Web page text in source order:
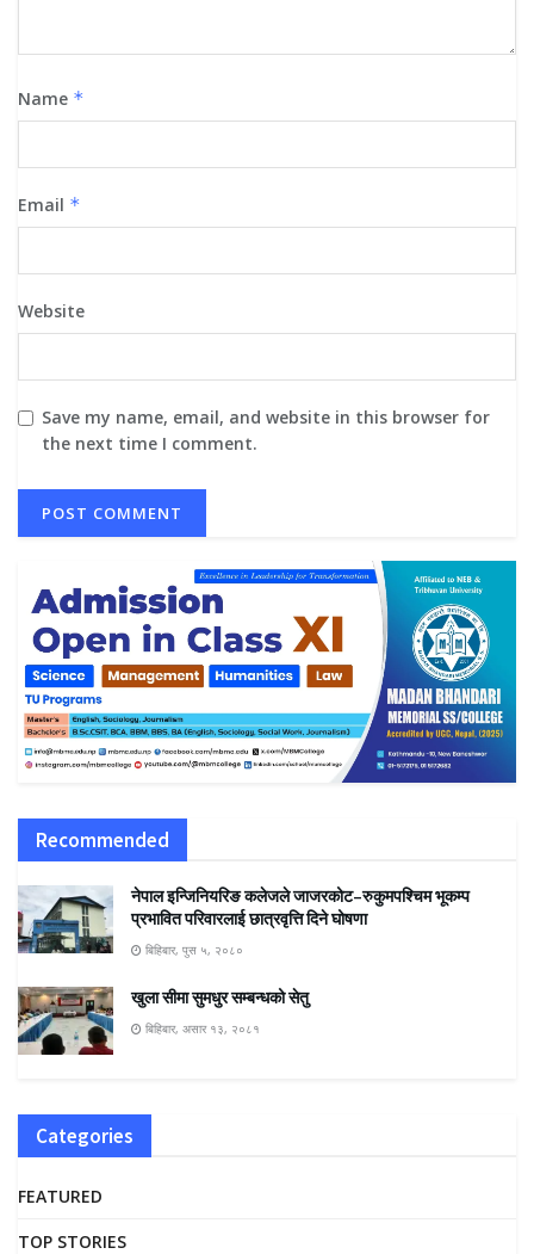
Name *
Email *
Website
Save my name, email, and website in this browser for
the next time I comment.
Recommended
नेपाल इन्जिनियरिङ कलेजले जाजरकोट–रुकुमपश्चिम भूकम्प
प्रभावित परिवारलाई छात्रवृत्ति दिने घोषणा
बिहिबार, पुस ५, २०८०
खुला सीमा सुमधुर सम्बन्धको सेतु
बिहिबार, असार १३, २०८१
Categories
FEATURED
TOP STORIES